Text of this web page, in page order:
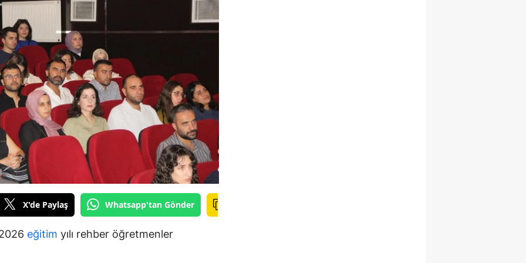
X'de Paylaş Whatsapp'tan Gönder
eğitim yılı rehber öğretmenler